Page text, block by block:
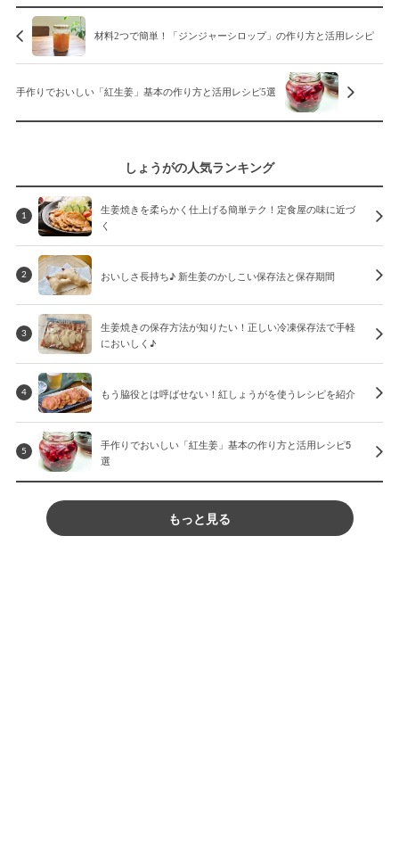
材料2つで簡単！「ジンジャーシロップ」の作り方と活用レシピ
手作りでおいしい「紅生姜」基本の作り方と活用レシピ5選
しょうがの人気ランキング
1
生姜焼きを柔らかく仕上げる簡単テク！定食屋の味に近づ
く
2 おいしさ長持ち♪ 新生姜のかしこい保存法と保存期間
3
生姜焼きの保存方法が知りたい！正しい冷凍保存法で手軽
においしく♪
4 もう脇役とは呼ばせない！紅しょうがを使うレシピを紹介
5
手作りでおいしい「紅生姜」基本の作り方と活用レシピ5
選
もっと見る